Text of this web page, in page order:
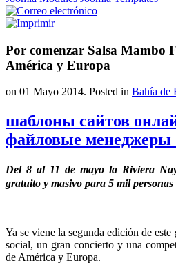
Por comenzar Salsa Mambo
América y Europa
on 01 Mayo 2014. Posted in Bahía de
шаблоны сайтов
файловые менеджеры
Del 8 al 11 de mayo la Riviera
gratuito y masivo para 5 mil
Ya se viene la segunda edición de
social, un gran concierto y una
de América y Europa.